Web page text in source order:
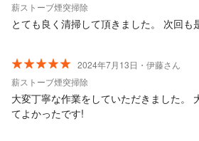
薪ストーブ煙突掃除
とても良く清掃して頂きました。 次回も
2024年7月13日・伊藤さん
薪ストーブ煙突掃除
大変丁寧な作業をしていただきました。
てよかったです!